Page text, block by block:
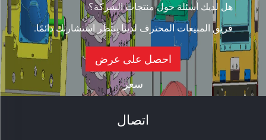
هل لديك أسئلة حول منتجات الشركة؟
فريق المبيعات المحترف لدينا ينتظر استشارتك دائمًا.
احصل على عرض
سعر
اتصال